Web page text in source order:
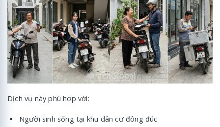
Dịch vụ này phù hợp với:
Người sinh sống tại khu dân cư đông đúc